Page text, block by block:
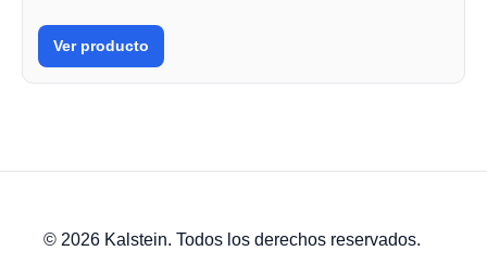
Ver producto
© 2026 Kalstein. Todos los derechos reservados.